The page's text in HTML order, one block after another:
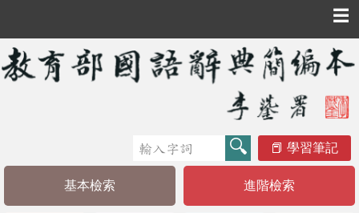
☰
學習筆記
基本檢索 進階檢索